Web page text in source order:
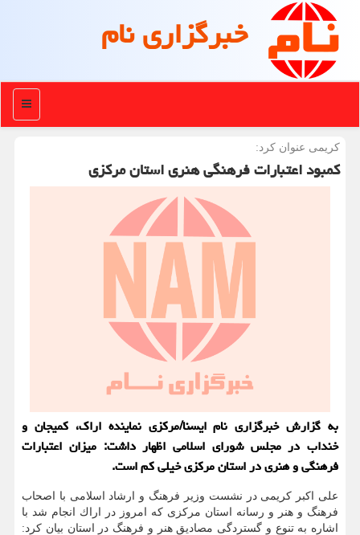
خبرگزاری نام
منو
كریمی عنوان كرد:
كمبود اعتبارات فرهنگی هنری استان مركزی
به گزارش خبرگزاری نام ایسنا/مركزی نماینده اراك، كمیجان و
خنداب در مجلس شورای اسلامی اظهار داشت: میزان اعتبارات
فرهنگی و هنری در استان مركزی خیلی كم است.
علی اكبر كریمی در نشست وزیر فرهنگ و ارشاد اسلامی با اصحاب
فرهنگ و هنر و رسانه استان مركزی كه امروز در اراك انجام شد با
اشاره به تنوع و گستردگی مصادیق هنر و فرهنگ در استان بیان كرد: